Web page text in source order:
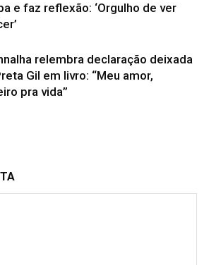
e faz reflexão: ‘Orgulho de ver
relembra declaração deixada
Gil em livro: “Meu amor,
pra vida”